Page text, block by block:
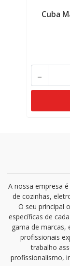
Cuba
-
A nossa empresa
de cozinhas,
O seu principal
específicas de
gama de marcas,
profissionais
trabalho
profissionalismo,